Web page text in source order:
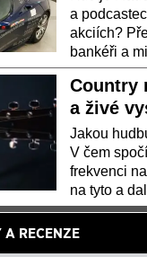
a
akciích?
bankéři a
Country
a živé
Jakou
V čem
frekvenci
na tyto a
RECENZE